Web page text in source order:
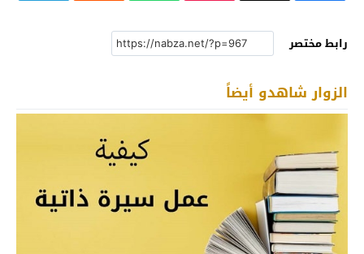
رابط مختصر
الزوار شاهدو أيضاً